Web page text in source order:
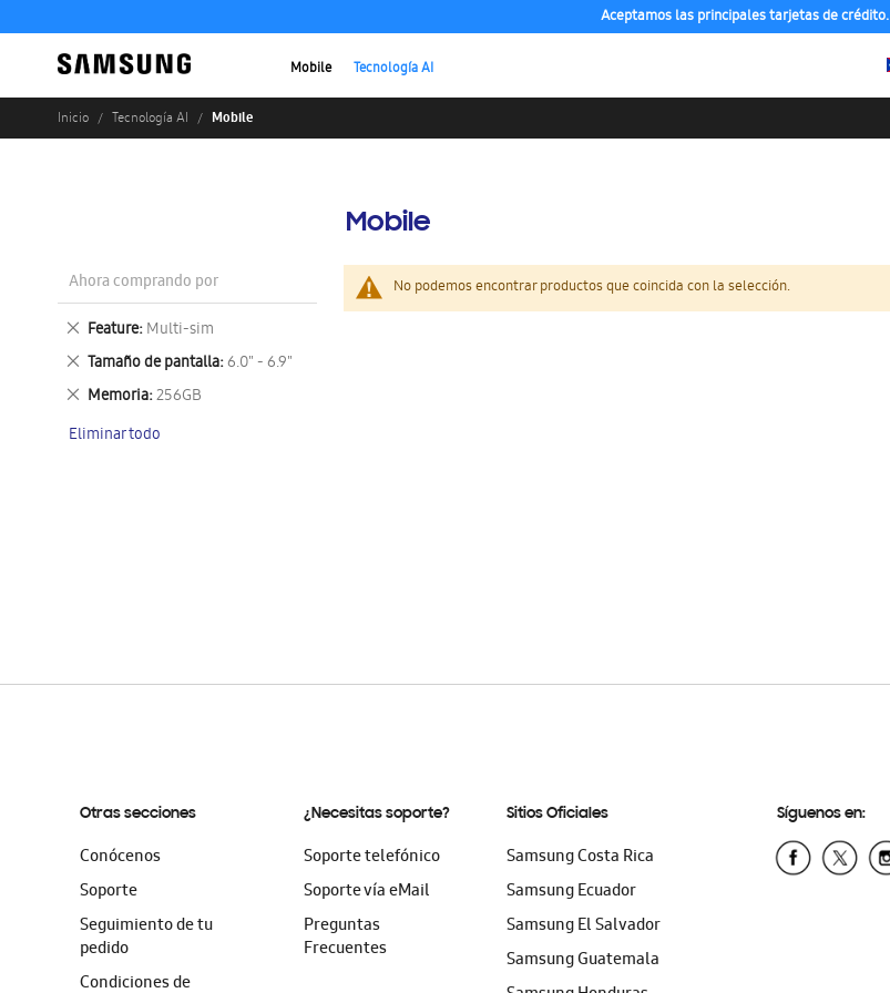
Aceptamos las principales tarjetas de crédito.
Mobile Tecnología AI
Inicio Tecnología AI Mobile
Mobile
No podemos encontrar productos que coincida con la selección.
Ahora comprando por
Feature Multi-sim
Eliminar
este
artículo
Tamaño de pantalla 6.0" - 6.9"
Eliminar
este
artículo
Memoria 256GB
Eliminar
artículo
Eliminar todo
Otras secciones
Conócenos
Soporte
Seguimiento de tu
pedido
Condiciones de
¿Necesitas soporte?
Soporte telefónico
Soporte vía eMail
Preguntas
Frecuentes
Sitios Oficiales
Samsung Costa Rica
Samsung Ecuador
Samsung El Salvador
Samsung Guatemala
Síguenos en: